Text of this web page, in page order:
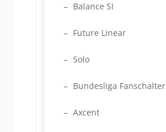
Balance SI
Future Linear
Solo
Bundesliga Fanschalter
Axcent